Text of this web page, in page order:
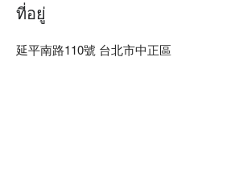
ที่อยู่
延平南路110號 台北市中正區